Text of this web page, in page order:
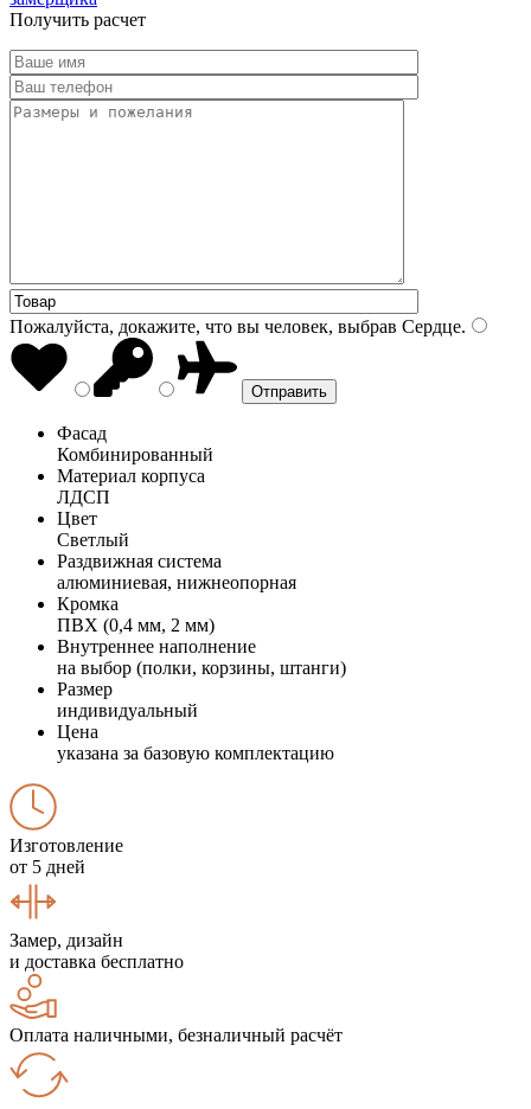
Получить расчет
Пожалуйста, докажите, что вы человек, выбрав Сердце.
Фасад
Комбинированный
Материал корпуса
ЛДСП
Цвет
Светлый
Раздвижная система
алюминиевая, нижнеопорная
Кромка
ПВХ (0,4 мм, 2 мм)
Внутреннее наполнение
на выбор (полки, корзины, штанги)
Размер
индивидуальный
Цена
указана за базовую комплектацию
Изготовление
от 5 дней
Замер, дизайн
и доставка бесплатно
Оплата наличными, безналичный расчёт